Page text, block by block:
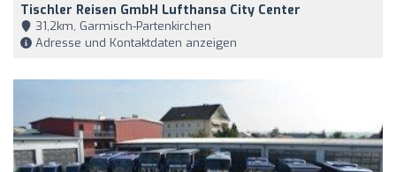
Tischler Reisen GmbH Lufthansa City Center
31,2km, Garmisch-Partenkirchen
Adresse und Kontaktdaten anzeigen